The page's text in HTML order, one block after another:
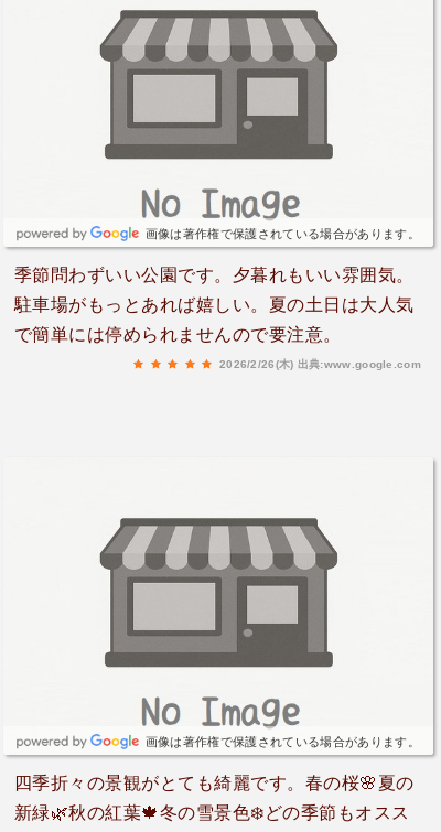
画像は著作権で保護されている場合があります。
季節問わずいい公園です。夕暮れもいい雰囲気。
駐車場がもっとあれば嬉しい。夏の土日は大人気
で簡単には停められませんので要注意。
2026/2/26(木) 出典:www.google.com
画像は著作権で保護されている場合があります。
四季折々の景観がとても綺麗です。春の桜🌸夏の
新緑🌿秋の紅葉🍁冬の雪景色❄️どの季節もオスス